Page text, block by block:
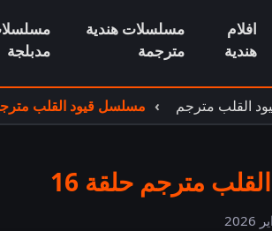
افلام
هندية
مسلسلات هندية
مترجمة
مدبلجة
القلب مترجم مسلسل قيود القلب مترجم
مترجم حلقة 16